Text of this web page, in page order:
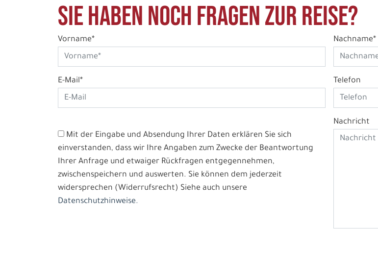
Sie haben noch Fragen zur Reise?
Vorname* Nachname*
E-Mail* Telefon
Mit der Eingabe und Absendung Ihrer Daten erklären Sie sich
einverstanden, dass wir Ihre Angaben zum Zwecke der Beantwortung
Ihrer Anfrage und etwaiger Rückfragen entgegennehmen,
zwischenspeichern und auswerten. Sie können dem jederzeit
widersprechen (Widerrufsrecht) Siehe auch unsere
Datenschutzhinweise.
Nachricht